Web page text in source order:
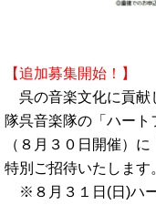
【追加募集開始！】
呉の音楽文化に貢献
隊呉音楽隊の「ハート
（８月３０日開催）
特別ご招待いたします
※８月３１日(日)ハー